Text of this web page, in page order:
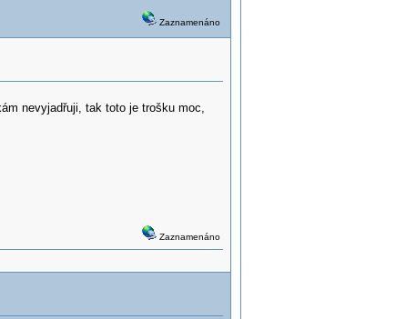
Zaznamenáno
nevyjadřuji, tak toto je trošku moc,
Zaznamenáno